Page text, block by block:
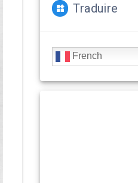
Traduire
French